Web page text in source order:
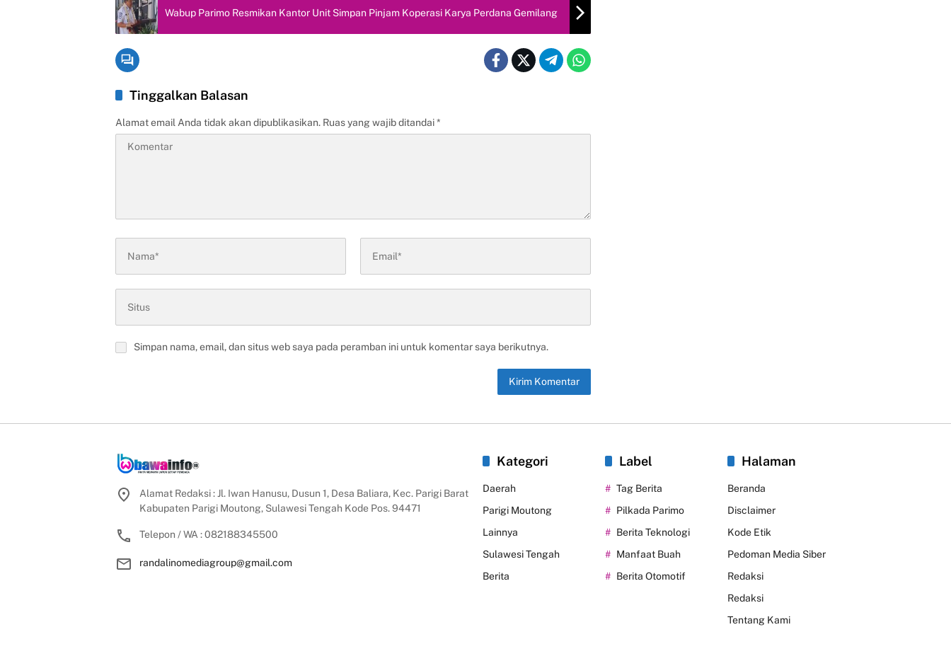
Wabup Parimo Resmikan Kantor Unit Simpan Pinjam Koperasi Karya Perdana Gemilang
Tinggalkan Balasan
Alamat email Anda tidak akan dipublikasikan. Ruas yang wajib ditandai*
Simpan nama, email, dan situs web saya pada peramban ini untuk komentar saya berikutnya.
Alamat Redaksi : Jl. Iwan Hanusu, Dusun 1, Desa Baliara, Kec. Parigi Barat
Kabupaten Parigi Moutong, Sulawesi Tengah Kode Pos. 94471
Telepon / WA : 082188345500
randalinomediagroup@gmail.com
Kategori
Daerah
Parigi Moutong
Lainnya
Sulawesi Tengah
Berita
Label
Tag Berita
Pilkada Parimo
Berita Teknologi
Manfaat Buah
Berita Otomotif
Halaman
Beranda
Disclaimer
Kode Etik
Pedoman Media Siber
Redaksi
Redaksi
Tentang Kami